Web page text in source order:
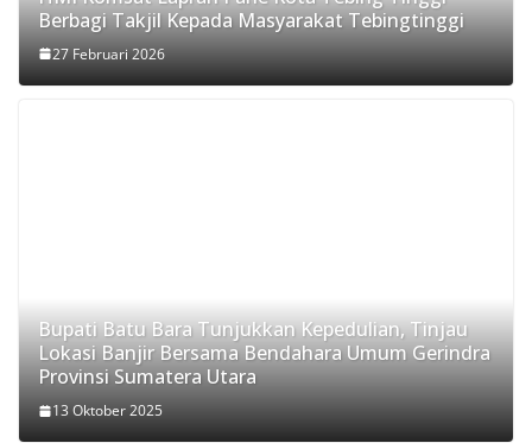
Berbagi Takjil Kepada Masyarakat Tebingtinggi
27 Februari 2026
Bupati Batu Bara Tunjukkan Kepedulian, Tinjau
Lokasi Banjir Bersama Bendahara Umum Gerindra
Provinsi Sumatera Utara
13 Oktober 2025